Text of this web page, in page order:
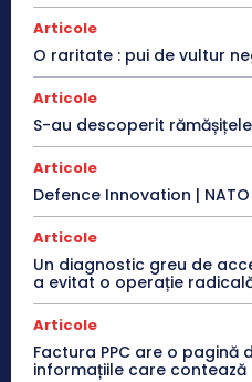
Articole
O raritate : pui de vultur
Articole
S-au descoperit
Articole
Defence Innovation |
Articole
Un diagnostic greu de
a evitat o operație
Articole
Factura PPC are o pagină
informațiile care